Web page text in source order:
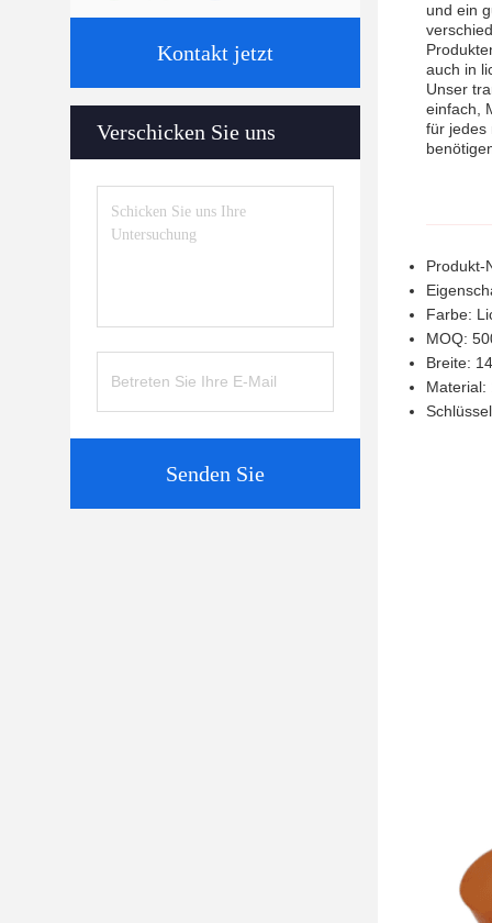
Kontakt jetzt
Verschicken Sie uns
Senden Sie
und ein
auch in
Unser
einfach,
für jedes
Produkt-
Farbe:
MOQ:
Breite:
Material: